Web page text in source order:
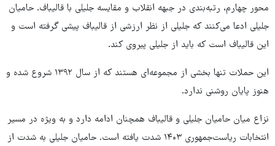
محور چهارم، رتبه‌بندی در جبهه انقلاب و مقایسه جلیلی با قالیباف. حامیان
جلیلی ادعا می‌کنند که جلیلی از نظر ارزشی از قالیباف پیشی گرفته است و
این قالیباف است که باید از جلیلی پیروی کند.
این حملات تنها بخشی از مجموعه‌ای هستند که از سال ۱۳۹۲ شروع شده و
هنوز پایان روشنی ندارد.
نزاع میان حامیان جلیلی و قالیباف همچنان ادامه دارد و به ویژه در مسیر
انتخابات ریاست‌جمهوری ۱۴۰۳ شدت یافته است. حامیان جلیلی به شدت از